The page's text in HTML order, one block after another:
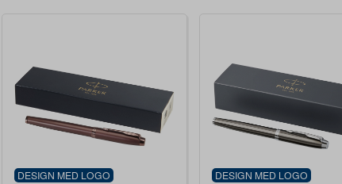
DESIGN MED LOGO DESIGN MED LOGO